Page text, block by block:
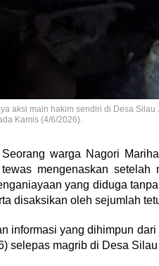
aksi main hakim sendiri di Desa
Kamis (4/6/2026).
warga Nagori
mengenaskan
yang diduga
disaksikan oleh sejumlah
informasi yang dihimpun
selepas magrib di Desa